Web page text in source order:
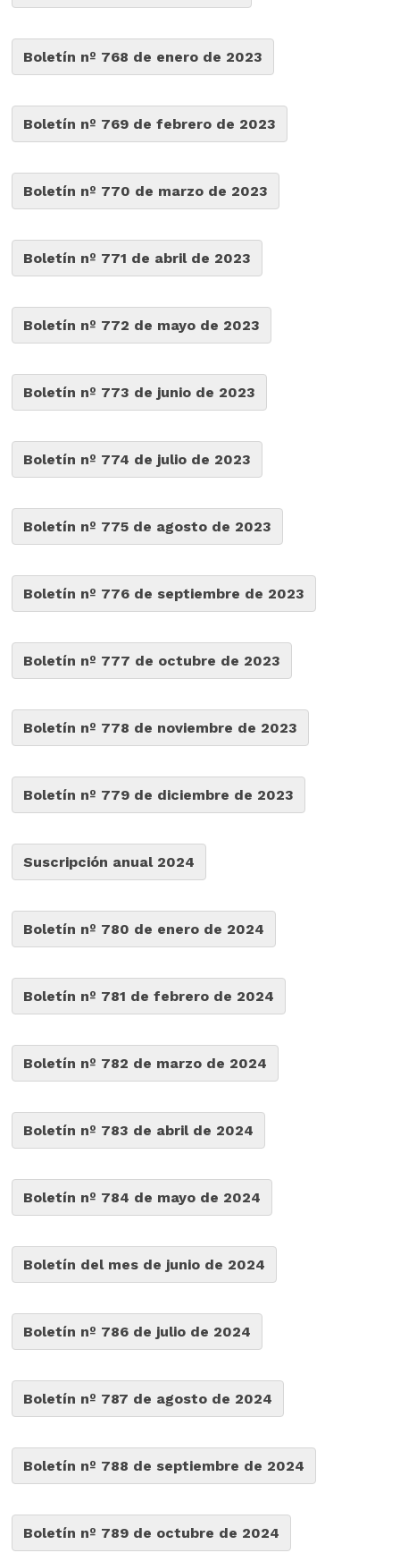
Boletín nº 768 de enero de 2023
Boletín nº 769 de febrero de 2023
Boletín nº 770 de marzo de 2023
Boletín nº 771 de abril de 2023
Boletín nº 772 de mayo de 2023
Boletín nº 773 de junio de 2023
Boletín nº 774 de julio de 2023
Boletín nº 775 de agosto de 2023
Boletín nº 776 de septiembre de 2023
Boletín nº 777 de octubre de 2023
Boletín nº 778 de noviembre de 2023
Boletín nº 779 de diciembre de 2023
Suscripción anual 2024
Boletín nº 780 de enero de 2024
Boletín nº 781 de febrero de 2024
Boletín nº 782 de marzo de 2024
Boletín nº 783 de abril de 2024
Boletín nº 784 de mayo de 2024
Boletín del mes de junio de 2024
Boletín nº 786 de julio de 2024
Boletín nº 787 de agosto de 2024
Boletín nº 788 de septiembre de 2024
Boletín nº 789 de octubre de 2024